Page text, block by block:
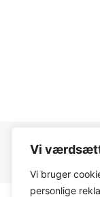
Vi
Vi bruger
personlige